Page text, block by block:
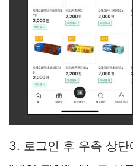
3. 로그인 후 우측 상